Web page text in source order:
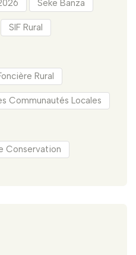
Seke Banza
SIF Rural
Rural
Communautés Locales
Conservation